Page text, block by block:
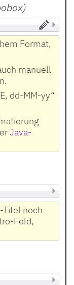
)
Format,
manuell
dd-MM-yy“
Java-
Titel noch
Feld,